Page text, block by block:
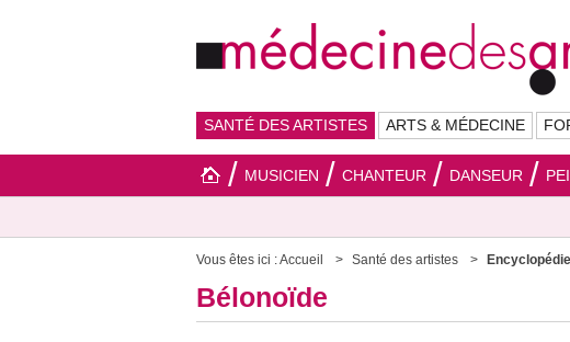
SANTÉ DES ARTISTES ARTS & MÉDECINE
MUSICIEN CHANTEUR DANSEUR
Vous êtes ici :Accueil Santé des artistes Encyclopédie
Bélonoïde